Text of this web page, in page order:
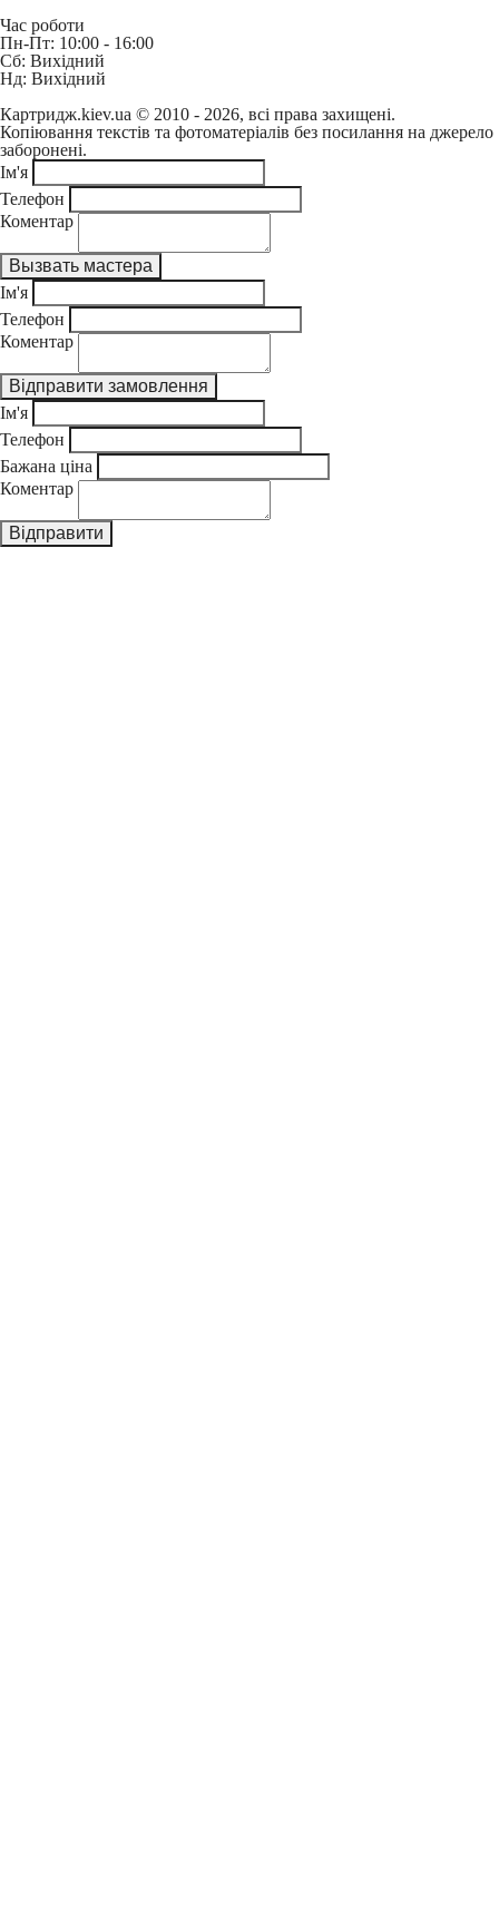
Час роботи
Пн-Пт: 10:00 - 16:00
Сб: Вихідний
Нд: Вихідний
Картридж.kiev.ua © 2010 - 2026, всі права захищені.
Копіювання текстів та фотоматеріалів без посилання на джерело
заборонені.
Ім'я
Телефон
Коментар
Ім'я
Телефон
Коментар
Ім'я
Телефон
Бажана ціна
Коментар